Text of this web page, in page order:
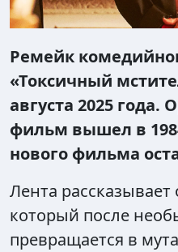
Ремейк
«Токсичный
августа 2025 года.
фильм вышел в
нового фильма
Лента
который после
превращается в